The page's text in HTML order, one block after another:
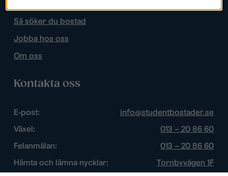
Så söker du bostad
Jobba hos oss
Om oss
Kontakta oss
E-post:
info@studentbostader.se
Växel:
013 – 20 86 60
Felanmälan:
013 – 20 86 60
Hämta och lämna nycklar:
Tornbyvägen 1F